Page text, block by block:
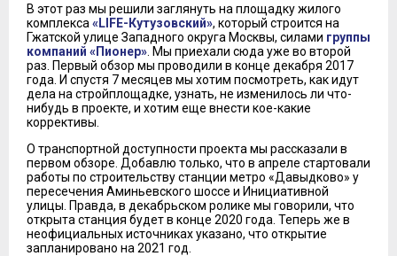
В этот раз мы решили заглянуть на площадку жилого
комплекса «LIFE-Кутузовский», который строится на
Гжатской улице Западного округа Москвы, силами группы
компаний «Пионер» . Мы приехали сюда уже во второй
раз. Первый обзор мы проводили в конце декабря 2017
года. И спустя 7 месяцев мы хотим посмотреть, как идут
дела на стройплощадке, узнать, не изменилось ли что-
нибудь в проекте, и хотим еще внести кое-какие
коррективы.
О транспортной доступности проекта мы рассказали в
первом обзоре. Добавлю только, что в апреле стартовали
работы по строительству станции метро «Давыдково» у
пересечения Аминьевского шоссе и Инициативной
улицы. Правда, в декабрьском ролике мы говорили, что
открыта станция будет в конце 2020 года. Теперь же в
неофициальных источниках указано, что открытие
запланировано на 2021 год.